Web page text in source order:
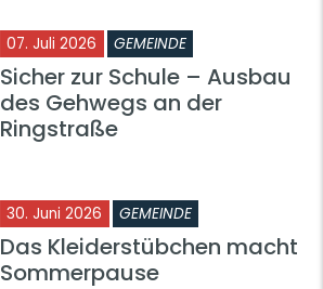
07. Juli 2026 GEMEINDE
Sicher zur Schule – Ausbau
des Gehwegs an der
Ringstraße
30. Juni 2026 GEMEINDE
Das Kleiderstübchen macht
Sommerpause